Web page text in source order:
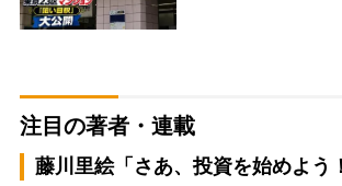
注目の著者・連載
藤川里絵「さあ、投資を始めよう